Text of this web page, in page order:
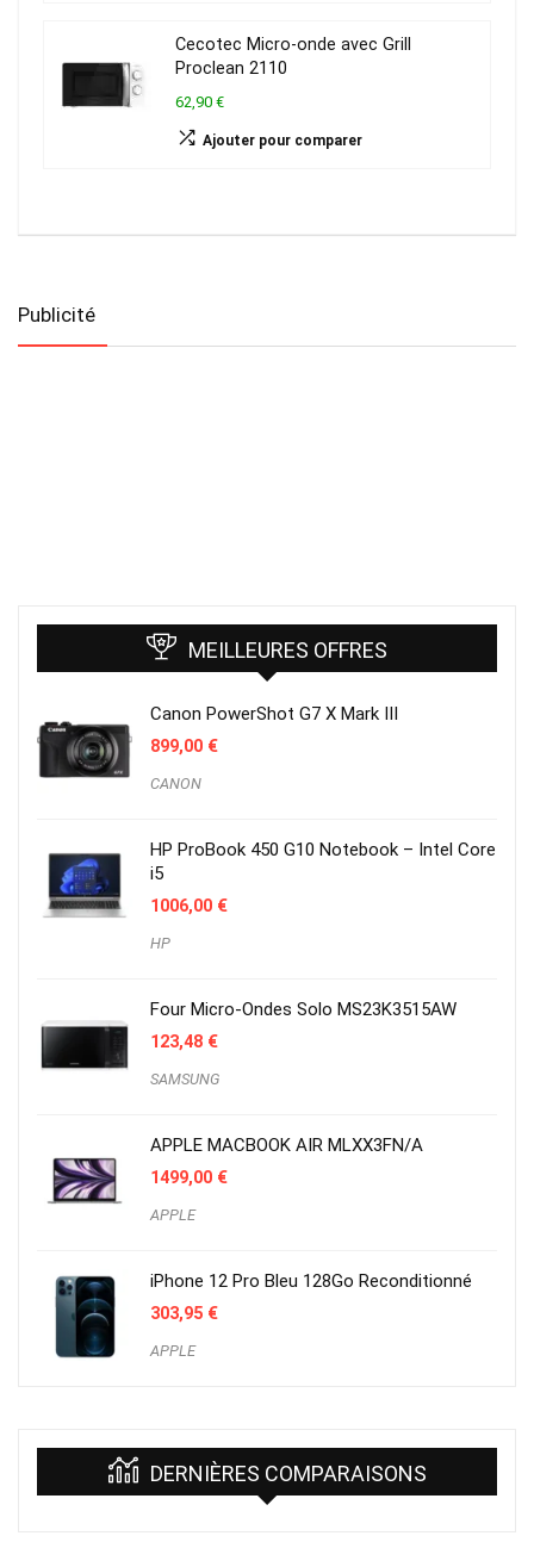
Cecotec Micro-onde avec Grill
Proclean 2110
62,90 €
Ajouter pour comparer
Publicité
MEILLEURES OFFRES
Canon PowerShot G7 X Mark III
899,00 €
CANON
HP ProBook 450 G10 Notebook – Intel Core
i5
1006,00 €
HP
Four Micro-Ondes Solo MS23K3515AW
123,48 €
SAMSUNG
APPLE MACBOOK AIR MLXX3FN/A
1499,00 €
APPLE
iPhone 12 Pro Bleu 128Go Reconditionné
303,95 €
APPLE
DERNIÈRES COMPARAISONS